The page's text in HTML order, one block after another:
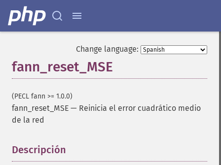
Change language:
fann_reset_MSE
(PECL fann >= 1.0.0)
fann_reset_MSE — Reinicia el error cuadrático medio
de la red
Descripción